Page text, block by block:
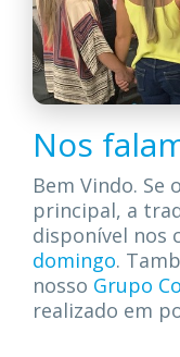
Nos
Bem Vindo. Se
principal, a
disponível nos
domingo.
nosso Grupo
realizado em